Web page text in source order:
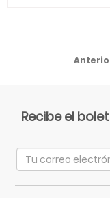
Recibe el